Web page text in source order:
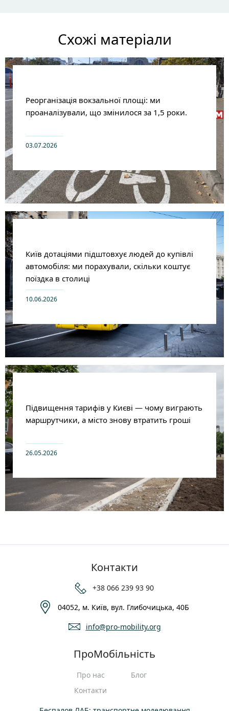
Схожі матеріали
Реорганізація вокзальної площі: ми
проаналізували, що змінилося за 1,5 роки.
03.07.2026
Київ дотаціями підштовхує людей до купівлі
автомобіля: ми порахували, скільки коштує
поїздка в столиці
10.06.2026
Підвищення тарифів у Києві — чому виграють
маршрутчики, а місто знову втратить гроші
26.05.2026
Контакти
+38 066 239 93 90
04052, м. Київ, вул. Глибочицька, 40Б
info@pro-mobility.org
ПроМобільність
Про нас
Блог
Контакти